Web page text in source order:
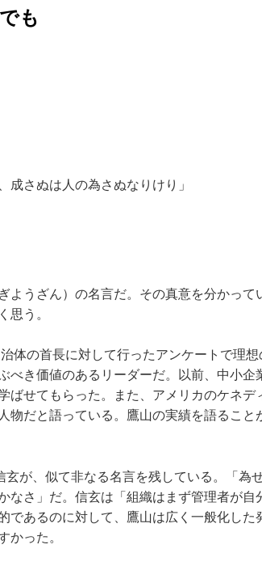
も
成さぬは人の為さぬなりけり」
ようざん）の名言だ。その真意を分かって
思う。
体の首長に対して行ったアンケートで理
べき価値のあるリーダーだ。以前、中小企
ばせてもらった。また、アメリカのケネデ
物だと語っている。鷹山の実績を語ること
が、似て非なる名言を残している。「為
なさ」だ。信玄は「組織はまず管理者が自
であるのに対して、鷹山は広く一般化した
かった。